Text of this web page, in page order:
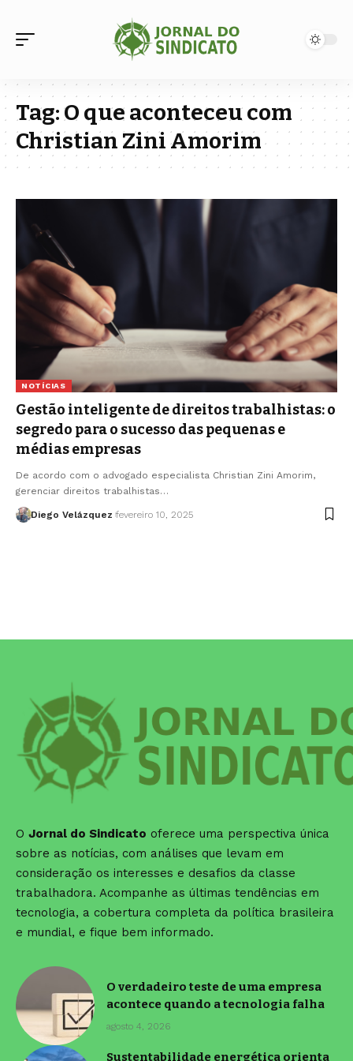
Tag:O que aconteceu com
Christian Zini Amorim
NOTÍCIAS
Gestão inteligente de direitos trabalhistas: o
segredo para o sucesso das pequenas e
médias empresas
De acordo com o advogado especialista Christian Zini Amorim,
gerenciar direitos trabalhistas…
Diego Velázquez fevereiro 10, 2025
O Jornal do Sindicato oferece uma perspectiva única
sobre as notícias, com análises que levam em
consideração os interesses e desafios da classe
trabalhadora. Acompanhe as últimas tendências em
tecnologia, a cobertura completa da política brasileira
e mundial, e fique bem informado.
O verdadeiro teste de uma empresa
acontece quando a tecnologia falha
agosto 4, 2026
Sustentabilidade energética orienta